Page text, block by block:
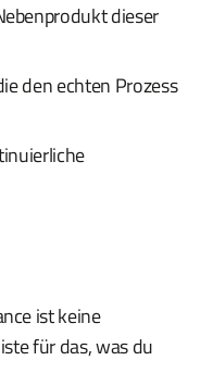
dieser
den echten Prozess
ist keine
für das, was du